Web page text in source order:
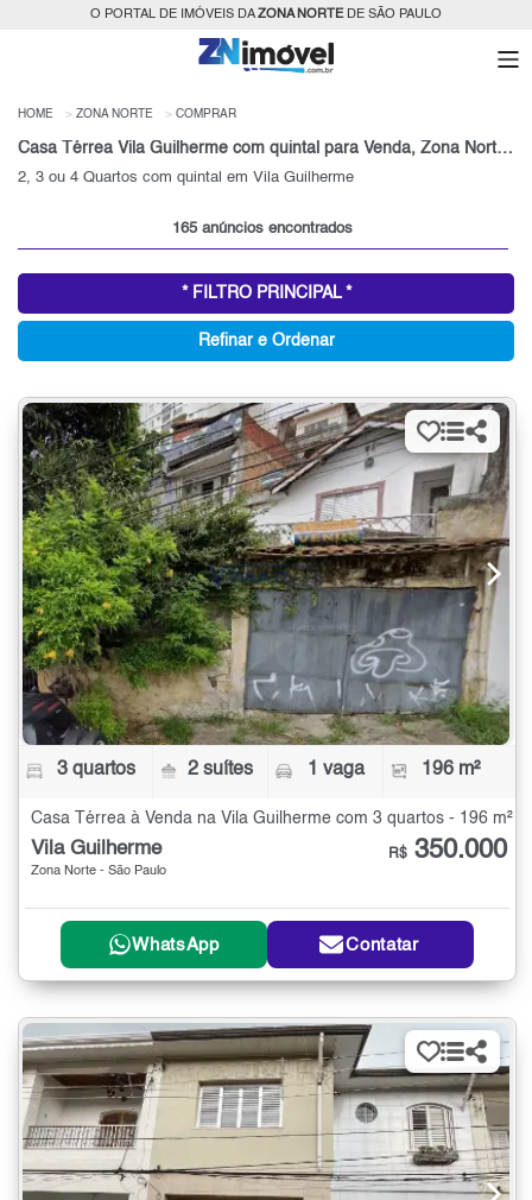
O PORTAL DE IMÓVEIS DAZONA NORTEDE SÃO PAULO
HOME ZONA NORTE COMPRAR
Casa Térrea Vila Guilherme com quintal para Venda, Zona Norte, SP
2, 3 ou 4 Quartos com quintal em Vila Guilherme
165 anúncios encontrados
* FILTRO PRINCIPAL *
Refinar e Ordenar
3 quartos 2 suítes 1 vaga 196 m²
Casa Térrea à Venda na Vila Guilherme com 3 quartos - 196 m²
Vila Guilherme
Zona Norte - São Paulo
R$ 350.000
WhatsApp Contatar